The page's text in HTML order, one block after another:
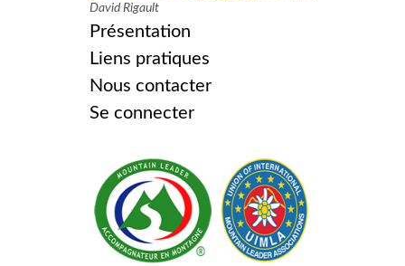
David Rigault
Présentation
Liens pratiques
Nous contacter
Se connecter